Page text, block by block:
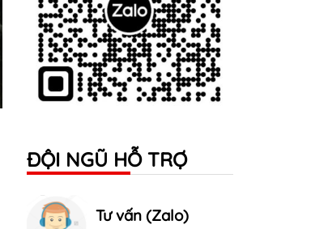
ĐỘI NGŨ HỖ TRỢ
Tư vấn (Zalo)